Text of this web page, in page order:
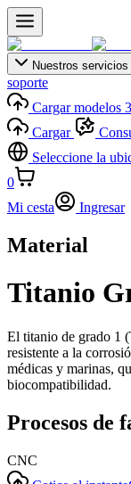
Nuestros servicios
soporte
Cargar modelos
Cargar
Seleccione la
0
Mi cesta
Ingresar
Material
Titanio
El titanio de grado 1
resistente a la
médicas y marinas,
biocompatibilidad.
Procesos de
CNC